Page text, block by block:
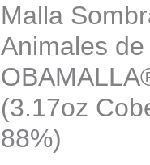
Malla
Animales
(3.17oz
88%)